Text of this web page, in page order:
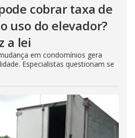
cobrar taxa de
uso do elevador?
a lei
em condomínios gera
Especialistas questionam se